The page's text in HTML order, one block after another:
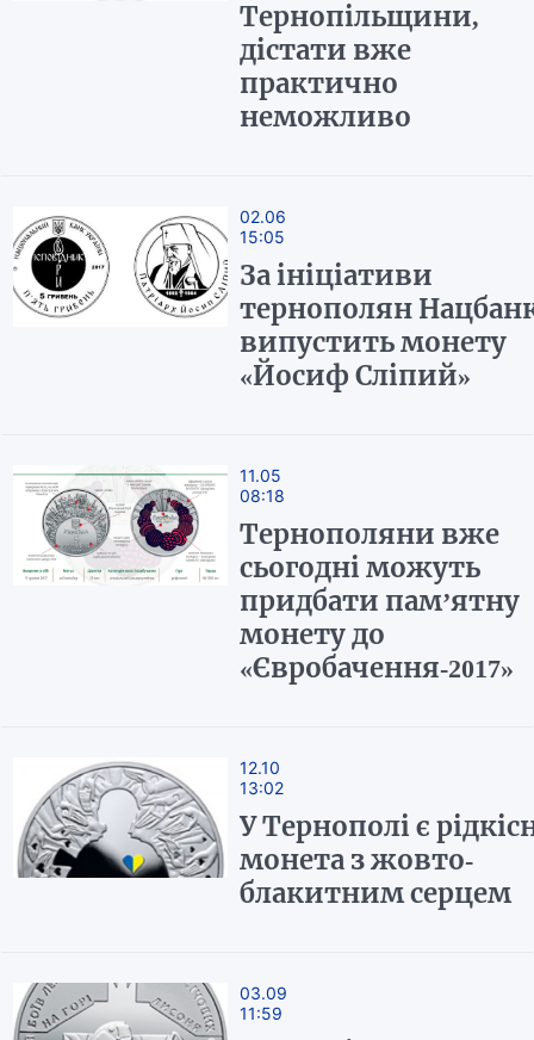
Тернопільщини,
дістати вже
практично
неможливо
02.06
15:05
За ініціативи
тернополян
випустить монету
«Йосиф Сліпий»
11.05
08:18
Тернополяни вже
сьогодні можуть
придбати пам’ятну
монету до
«Євробачення-2017»
12.10
13:02
У Тернополі є
монета з жовто-
блакитним серцем
03.09
11:59